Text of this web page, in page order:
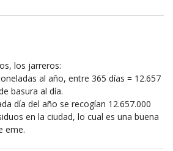
los jarreros:
al año, entre 365 días = 12.657
basura al día.
día del año se recogían 12.657.000
en la ciudad, lo cual es una buena
eme.